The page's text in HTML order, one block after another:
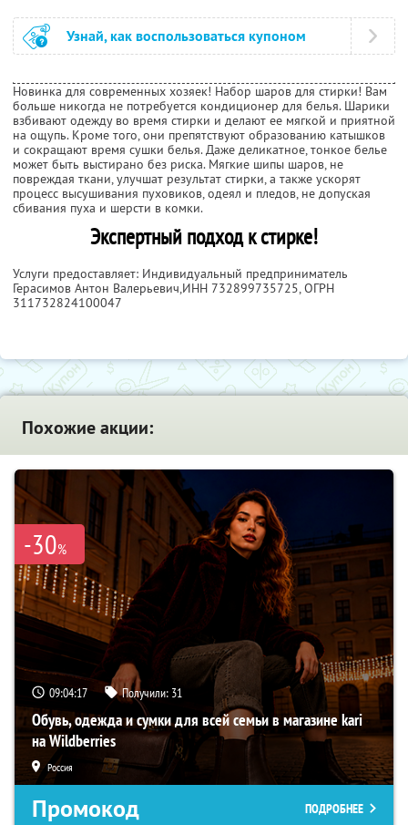
Узнай, как воспользоваться купоном
Новинка для современных хозяек! Набор шаров для стирки! Вам
больше никогда не потребуется кондиционер для белья. Шарики
взбивают одежду во время стирки и делают ее мягкой и приятной
на ощупь. Кроме того, они препятствуют образованию катышков
и сокращают время сушки белья. Даже деликатное, тонкое белье
может быть выстирано без риска. Мягкие шипы шаров, не
повреждая ткани, улучшат результат стирки, а также ускорят
процесс высушивания пуховиков, одеял и пледов, не допуская
сбивания пуха и шерсти в комки.
Экспертный подход к стирке!
Услуги предоставляет: Индивидуальный предприниматель
Герасимов Антон Валерьевич,ИНН 732899735725, ОГРН
311732824100047
Похожие акции:
-30%
09:04:16 Получили: 31
Обувь, одежда и сумки для всей семьи в магазине kari
на Wildberries
Россия
Промокод ПОДРОБНЕЕ